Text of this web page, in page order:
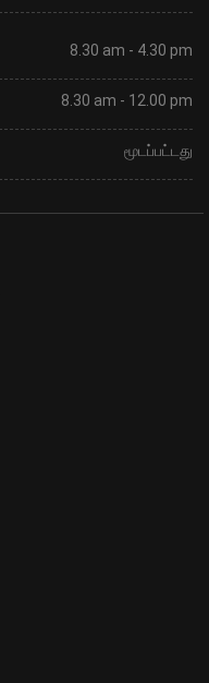
8.30 am - 4.30 pm
8.30 am - 12.00 pm
மூடப்பட்டது